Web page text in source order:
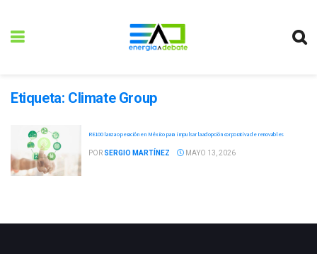
Etiqueta: Climate Group
RE100 lanza operación en México para impulsar la adopción corporativa de renovables
POR SERGIO MARTÍNEZ MAYO 13, 2026